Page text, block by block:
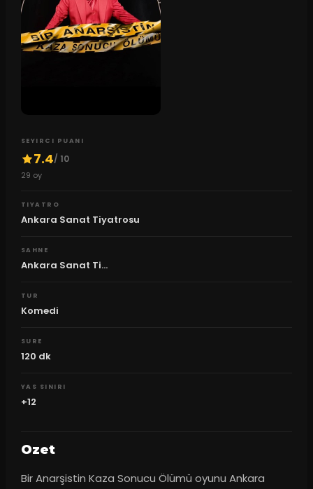
SEYIRCI PUANI
7.4/ 10
29 oy
TIYATRO
Ankara Sanat Tiyatrosu
SAHNE
Ankara Sanat Ti...
TUR
Komedi
SURE
120 dk
YAS SINIRI
+12
Ozet
Bir Anarşistin Kaza Sonucu Ölümü oyunu Ankara